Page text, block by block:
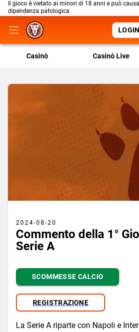
Il gioco è vietato ai minori di 18 anni e può
dipendenza patologica
LOGIN
Casinò Casinò Live
2024-08-20
Commento della 1°
Serie A
SCOMMESSE CALCIO
REGISTRAZIONE
La Serie A riparte con Napoli e